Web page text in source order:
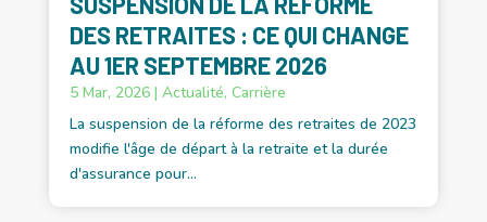
DES RETRAITES : CE QUI CHANGE
AU 1ER SEPTEMBRE 2026
5 Mar, 2026| Actualité, Carrière
La suspension de la réforme des retraites de 2023
modifie l'âge de départ à la retraite et la durée
d'assurance pour...